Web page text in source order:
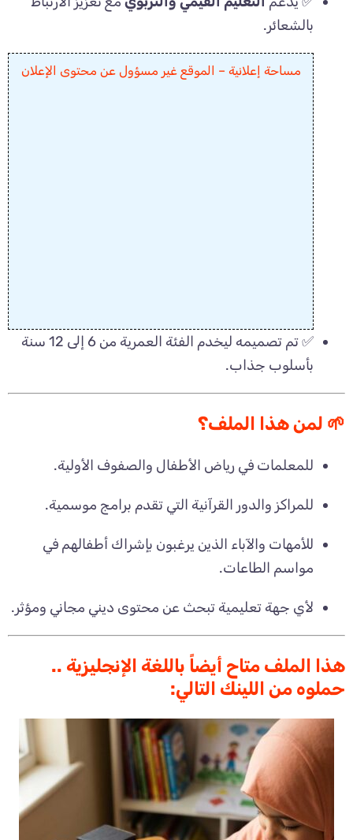
بالشعائر.
مساحة إعلانية – الموقع غير مسؤول عن محتوى الإعلان
✅ تم تصميمه ليخدم الفئة العمرية من 6 إلى 12 سنة
بأسلوب جذاب.
🌱 لمن هذا الملف؟
للمعلمات في رياض الأطفال والصفوف الأولية.
للمراكز والدور القرآنية التي تقدم برامج موسمية.
للأمهات والآباء الذين يرغبون بإشراك أطفالهم في
مواسم الطاعات.
لأي جهة تعليمية تبحث عن محتوى ديني مجاني ومؤثر.
هذا الملف متاح أيضاً باللغة الإنجليزية ..
حملوه من اللينك التالي: